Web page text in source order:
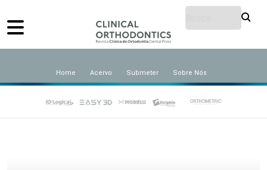
Home Acervo Submeter Sobre Nós